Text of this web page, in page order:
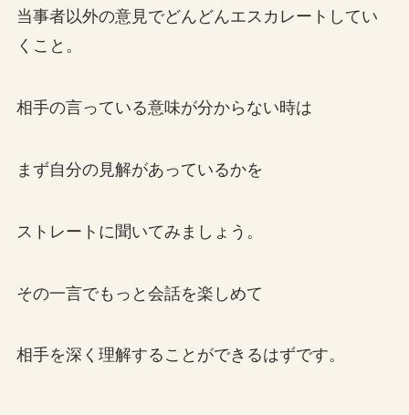
当事者以外の意見でどんどんエスカレートしてい
くこと。
相手の言っている意味が分からない時は
まず自分の見解があっているかを
ストレートに聞いてみましょう。
その一言でもっと会話を楽しめて
相手を深く理解することができるはずです。